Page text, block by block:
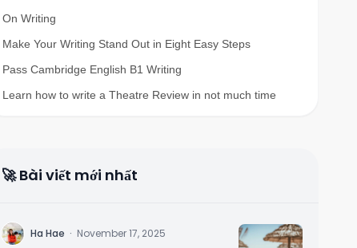
On Writing
Make Your Writing Stand Out in Eight Easy Steps
Pass Cambridge English B1 Writing
Learn how to write a Theatre Review in not much time
🚀 Bài viết mới nhất
H Ha Hae · November 17, 2025